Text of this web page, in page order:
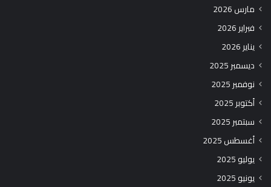
مارس 2026
فبراير 2026
يناير 2026
ديسمبر 2025
نوفمبر 2025
أكتوبر 2025
سبتمبر 2025
أغسطس 2025
يوليو 2025
يونيو 2025